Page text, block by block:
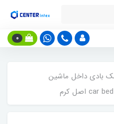
0
بادی داخل ماشین